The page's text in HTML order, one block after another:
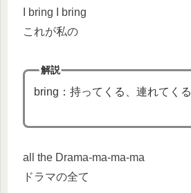
I bring I bring
これが私の
解説
bring：持ってくる、連れてくる
all the Drama-ma-ma-ma
ドラマの全て